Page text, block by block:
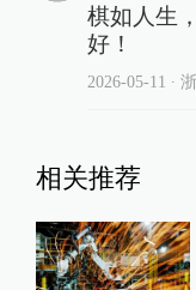
棋如人生
好！
2026-05-11 ∙
相关推荐